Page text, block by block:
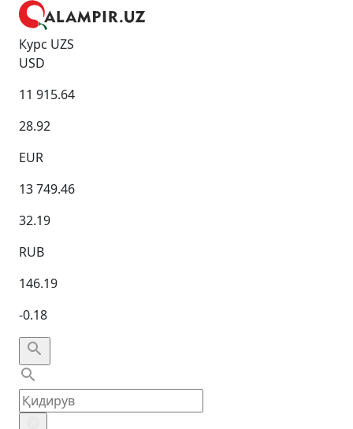
Курс UZS
USD
11 915.64
28.92
EUR
13 749.46
32.19
RUB
146.19
-0.18